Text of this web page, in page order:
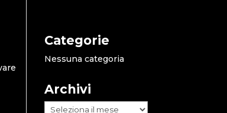
Categorie
Nessuna categoria
Archivi
Archivi